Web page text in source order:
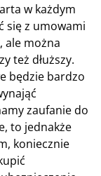
w każdym
się z umowami
ale można
też dłuższy.
będzie bardzo
zaufanie do
to jednakże
koniecznie